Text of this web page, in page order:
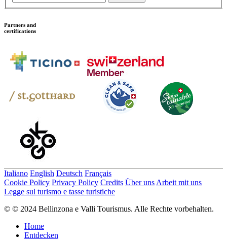
Partners and
certifications
Italiano English Deutsch Français
Cookie Policy Privacy Policy Credits Über uns Arbeit mit uns
Legge sul turismo e tasse turistiche
© © 2024 Bellinzona e Valli Tourismus. Alle Rechte vorbehalten.
Home
Entdecken